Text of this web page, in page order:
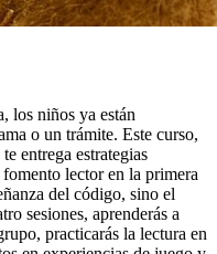
los niños ya están
o un trámite. Este curso,
entrega estrategias
lector en la primera
del código, sino el
sesiones, aprenderás a
practicarás la lectura en